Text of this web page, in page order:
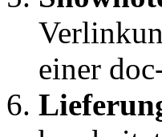
einer